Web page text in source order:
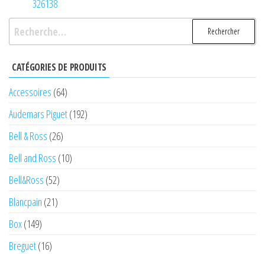
326138
Rechercher :
CATÉGORIES DE PRODUITS
Accessoires (64)
Audemars Piguet(192)
Bell & Ross (26)
Bell and Ross (10)
Bell&Ross (52)
Blancpain (21)
Box(149)
Breguet(16)